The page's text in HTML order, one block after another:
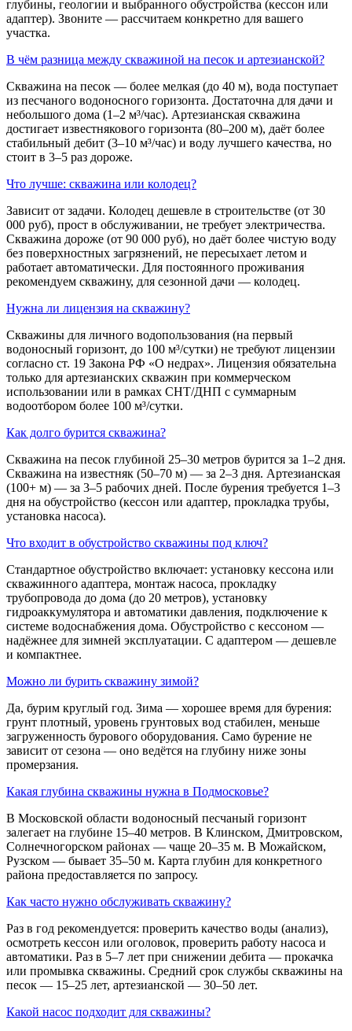
глубины, геологии и выбранного обустройства (кессон или
адаптер). Звоните — рассчитаем конкретно для вашего
участка.
В чём разница между скважиной на песок и артезианской?
Скважина на песок — более мелкая (до 40 м), вода поступает
из песчаного водоносного горизонта. Достаточна для дачи и
небольшого дома (1–2 м³/час). Артезианская скважина
достигает известнякового горизонта (80–200 м), даёт более
стабильный дебит (3–10 м³/час) и воду лучшего качества, но
стоит в 3–5 раз дороже.
Что лучше: скважина или колодец?
Зависит от задачи. Колодец дешевле в строительстве (от 30
000 руб), прост в обслуживании, не требует электричества.
Скважина дороже (от 90 000 руб), но даёт более чистую воду
без поверхностных загрязнений, не пересыхает летом и
работает автоматически. Для постоянного проживания
рекомендуем скважину, для сезонной дачи — колодец.
Нужна ли лицензия на скважину?
Скважины для личного водопользования (на первый
водоносный горизонт, до 100 м³/сутки) не требуют лицензии
согласно ст. 19 Закона РФ «О недрах». Лицензия обязательна
только для артезианских скважин при коммерческом
использовании или в рамках СНТ/ДНП с суммарным
водоотбором более 100 м³/сутки.
Как долго бурится скважина?
Скважина на песок глубиной 25–30 метров бурится за 1–2 дня.
Скважина на известняк (50–70 м) — за 2–3 дня. Артезианская
(100+ м) — за 3–5 рабочих дней. После бурения требуется 1–3
дня на обустройство (кессон или адаптер, прокладка трубы,
установка насоса).
Что входит в обустройство скважины под ключ?
Стандартное обустройство включает: установку кессона или
скважинного адаптера, монтаж насоса, прокладку
трубопровода до дома (до 20 метров), установку
гидроаккумулятора и автоматики давления, подключение к
системе водоснабжения дома. Обустройство с кессоном —
надёжнее для зимней эксплуатации. С адаптером — дешевле
и компактнее.
Можно ли бурить скважину зимой?
Да, бурим круглый год. Зима — хорошее время для бурения:
грунт плотный, уровень грунтовых вод стабилен, меньше
загруженность бурового оборудования. Само бурение не
зависит от сезона — оно ведётся на глубину ниже зоны
промерзания.
Какая глубина скважины нужна в Подмосковье?
В Московской области водоносный песчаный горизонт
залегает на глубине 15–40 метров. В Клинском, Дмитровском,
Солнечногорском районах — чаще 20–35 м. В Можайском,
Рузском — бывает 35–50 м. Карта глубин для конкретного
района предоставляется по запросу.
Как часто нужно обслуживать скважину?
Раз в год рекомендуется: проверить качество воды (анализ),
осмотреть кессон или оголовок, проверить работу насоса и
автоматики. Раз в 5–7 лет при снижении дебита — прокачка
или промывка скважины. Средний срок службы скважины на
песок — 15–25 лет, артезианской — 30–50 лет.
Какой насос подходит для скважины?